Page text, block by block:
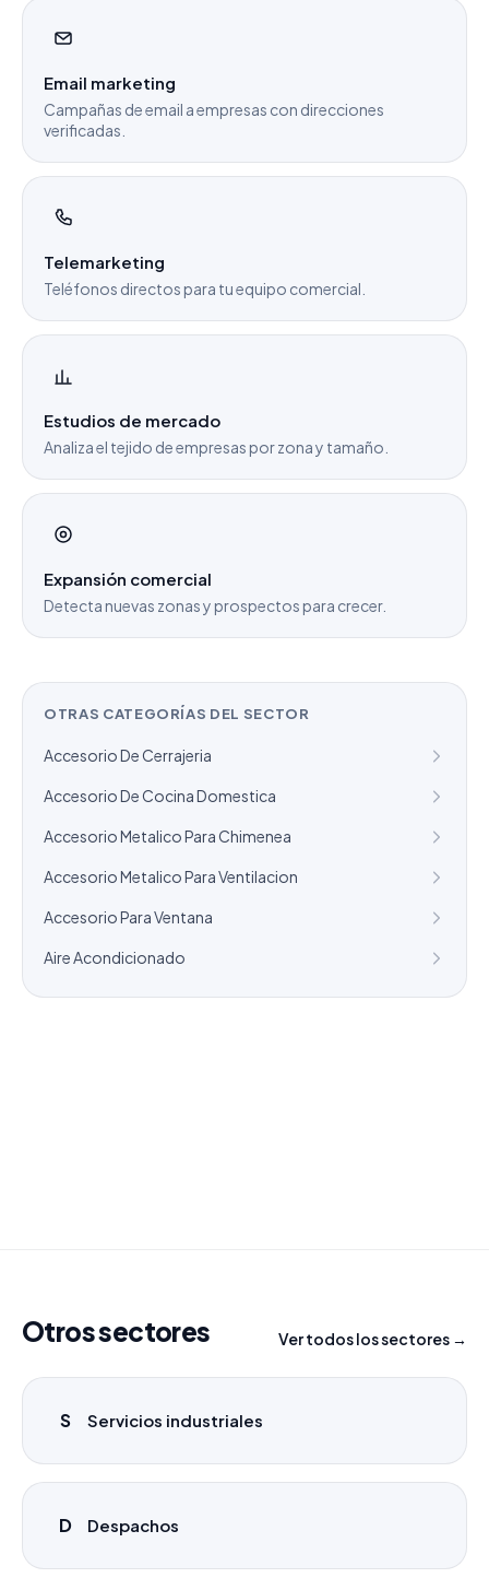
Email marketing
Campañas de email a empresas con direcciones
verificadas.
Telemarketing
Teléfonos directos para tu equipo comercial.
Estudios de mercado
Analiza el tejido de empresas por zona y tamaño.
Expansión comercial
Detecta nuevas zonas y prospectos para crecer.
OTRAS CATEGORÍAS DEL SECTOR
Accesorio De Cerrajeria
Accesorio De Cocina Domestica
Accesorio Metalico Para Chimenea
Accesorio Metalico Para Ventilacion
Accesorio Para Ventana
Aire Acondicionado
Otros sectores Ver todos los sectores →
S Servicios industriales
D Despachos